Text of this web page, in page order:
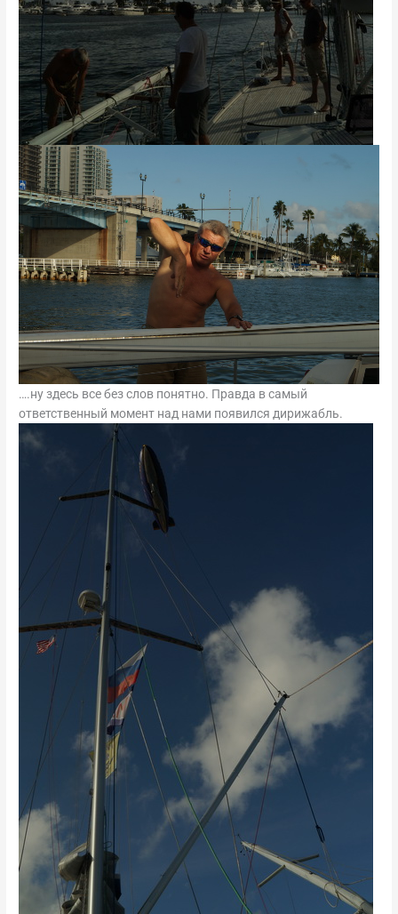
….ну здесь все без слов понятно. Правда в самый
ответственный момент над нами появился дирижабль.